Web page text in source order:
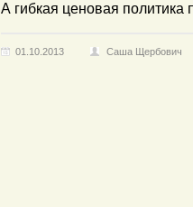
А гибкая ценовая политика
01.10.2013 Саша Щербович